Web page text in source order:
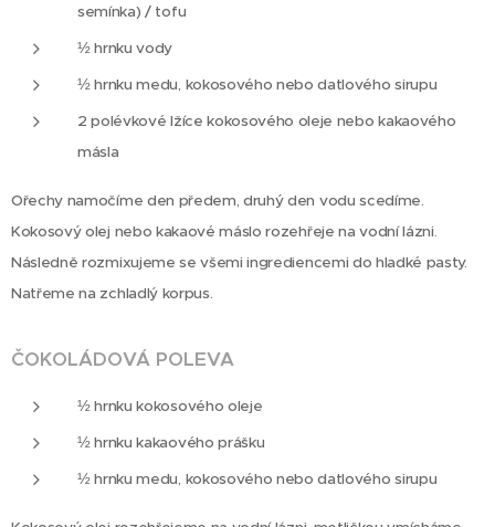
semínka) / tofu
½ hrnku vody
½ hrnku medu, kokosového nebo datlového sirupu
2 polévkové lžíce kokosového oleje nebo kakaového
másla
Ořechy namočíme den předem, druhý den vodu scedíme.
Kokosový olej nebo kakaové máslo rozehřeje na vodní lázni.
Následně rozmixujeme se všemi ingrediencemi do hladké pasty.
Natřeme na zchladlý korpus.
ČOKOLÁDOVÁ POLEVA
½ hrnku kokosového oleje
½ hrnku kakaového prášku
½ hrnku medu, kokosového nebo datlového sirupu